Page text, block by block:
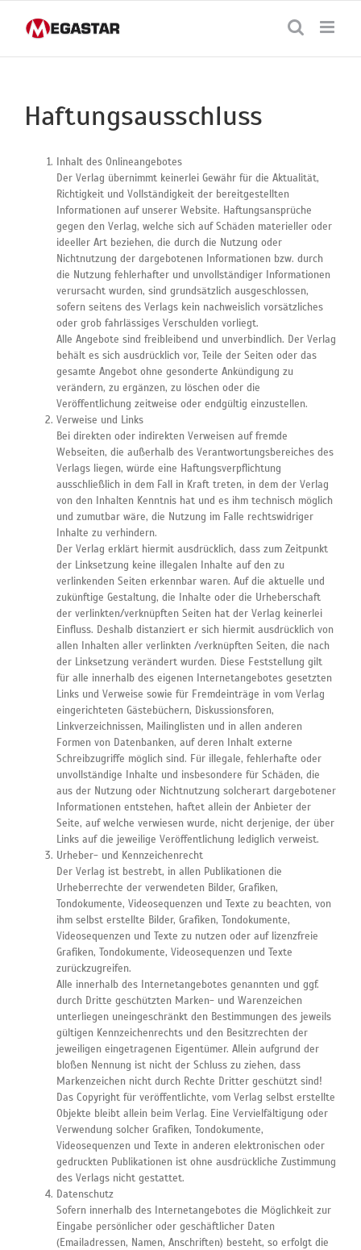
content
Haftungsausschluss
Inhalt des Onlineangebotes
Der Verlag übernimmt keinerlei Gewähr für die Aktualität,
Richtigkeit und Vollständigkeit der bereitgestellten
Informationen auf unserer Website. Haftungsansprüche
gegen den Verlag, welche sich auf Schäden materieller oder
ideeller Art beziehen, die durch die Nutzung oder
Nichtnutzung der dargebotenen Informationen bzw. durch
die Nutzung fehlerhafter und unvollständiger Informationen
verursacht wurden, sind grundsätzlich ausgeschlossen,
sofern seitens des Verlags kein nachweislich vorsätzliches
oder grob fahrlässiges Verschulden vorliegt.
Alle Angebote sind freibleibend und unverbindlich. Der Verlag
behält es sich ausdrücklich vor, Teile der Seiten oder das
gesamte Angebot ohne gesonderte Ankündigung zu
verändern, zu ergänzen, zu löschen oder die
Veröffentlichung zeitweise oder endgültig einzustellen.
Verweise und Links
Bei direkten oder indirekten Verweisen auf fremde
Webseiten, die außerhalb des Verantwortungsbereiches des
Verlags liegen, würde eine Haftungsverpflichtung
ausschließlich in dem Fall in Kraft treten, in dem der Verlag
von den Inhalten Kenntnis hat und es ihm technisch möglich
und zumutbar wäre, die Nutzung im Falle rechtswidriger
Inhalte zu verhindern.
Der Verlag erklärt hiermit ausdrücklich, dass zum Zeitpunkt
der Linksetzung keine illegalen Inhalte auf den zu
verlinkenden Seiten erkennbar waren. Auf die aktuelle und
zukünftige Gestaltung, die Inhalte oder die Urheberschaft
der verlinkten/verknüpften Seiten hat der Verlag keinerlei
Einfluss. Deshalb distanziert er sich hiermit ausdrücklich von
allen Inhalten aller verlinkten /verknüpften Seiten, die nach
der Linksetzung verändert wurden. Diese Feststellung gilt
für alle innerhalb des eigenen Internetangebotes gesetzten
Links und Verweise sowie für Fremdeinträge in vom Verlag
eingerichteten Gästebüchern, Diskussionsforen,
Linkverzeichnissen, Mailinglisten und in allen anderen
Formen von Datenbanken, auf deren Inhalt externe
Schreibzugriffe möglich sind. Für illegale, fehlerhafte oder
unvollständige Inhalte und insbesondere für Schäden, die
aus der Nutzung oder Nichtnutzung solcherart dargebotener
Informationen entstehen, haftet allein der Anbieter der
Seite, auf welche verwiesen wurde, nicht derjenige, der über
Links auf die jeweilige Veröffentlichung lediglich verweist.
Urheber- und Kennzeichenrecht
Der Verlag ist bestrebt, in allen Publikationen die
Urheberrechte der verwendeten Bilder, Grafiken,
Tondokumente, Videosequenzen und Texte zu beachten, von
ihm selbst erstellte Bilder, Grafiken, Tondokumente,
Videosequenzen und Texte zu nutzen oder auf lizenzfreie
Grafiken, Tondokumente, Videosequenzen und Texte
zurückzugreifen.
Alle innerhalb des Internetangebotes genannten und ggf.
durch Dritte geschützten Marken- und Warenzeichen
unterliegen uneingeschränkt den Bestimmungen des jeweils
gültigen Kennzeichenrechts und den Besitzrechten der
jeweiligen eingetragenen Eigentümer. Allein aufgrund der
bloßen Nennung ist nicht der Schluss zu ziehen, dass
Markenzeichen nicht durch Rechte Dritter geschützt sind!
Das Copyright für veröffentlichte, vom Verlag selbst erstellte
Objekte bleibt allein beim Verlag. Eine Vervielfältigung oder
Verwendung solcher Grafiken, Tondokumente,
Videosequenzen und Texte in anderen elektronischen oder
gedruckten Publikationen ist ohne ausdrückliche Zustimmung
des Verlags nicht gestattet.
Datenschutz
Sofern innerhalb des Internetangebotes die Möglichkeit zur
Eingabe persönlicher oder geschäftlicher Daten
(Emailadressen, Namen, Anschriften) besteht, so erfolgt die